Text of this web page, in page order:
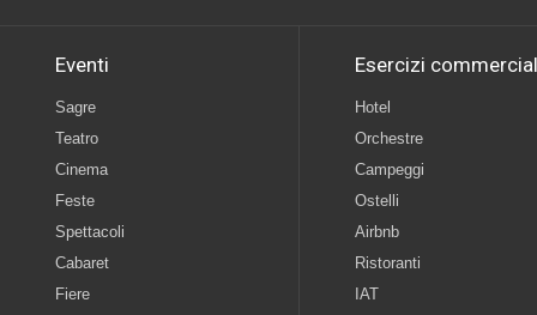
Eventi
Sagre
Teatro
Cinema
Feste
Spettacoli
Cabaret
Fiere
Esercizi
Hotel
Orchestre
Campeggi
Ostelli
Airbnb
Ristoranti
IAT